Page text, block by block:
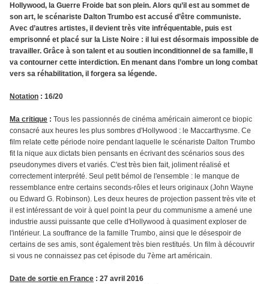
Hollywood, la Guerre Froide bat son plein. Alors qu’il est au sommet de
son art, le scénariste Dalton Trumbo est accusé d’être communiste.
Avec d’autres artistes, il devient très vite infréquentable, puis est
emprisonné et placé sur la Liste Noire : il lui est désormais impossible de
travailler. Grâce à son talent et au soutien inconditionnel de sa famille, Il
va contourner cette interdiction. En menant dans l’ombre un long combat
vers sa réhabilitation, il forgera sa légende.
Notation : 16/20
Ma critique : Tous les passionnés de cinéma américain aimeront ce biopic
consacré aux heures les plus sombres d'Hollywood : le Maccarthysme. Ce
film relate cette période noire pendant laquelle le scénariste Dalton Trumbo
fit la nique aux dictats bien pensants en écrivant des scénarios sous des
pseudonymes divers et variés. C'est très bien fait, joliment réalisé et
correctement interprété. Seul petit bémol de l'ensemble : le manque de
ressemblance entre certains seconds-rôles et leurs originaux (John Wayne
ou Edward G. Robinson). Les deux heures de projection passent très vite et
il est intéressant de voir à quel point la peur du communisme a amené une
industrie aussi puissante que celle d'Hollywood à quasiment exploser de
l'intérieur. La souffrance de la famille Trumbo, ainsi que le désespoir de
certains de ses amis, sont également très bien restitués. Un film à découvrir
si vous ne connaissez pas cet épisode du 7ème art américain.
Date de sortie en France : 27 avril 2016